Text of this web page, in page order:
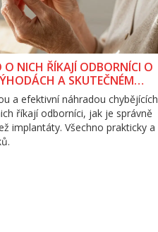
NICH ŘÍKAJÍ ODBORNÍCI O
A SKUTEČNÉM
a efektivní náhradou chybějících
říkají odborníci, jak je správně
implantáty. Všechno prakticky a